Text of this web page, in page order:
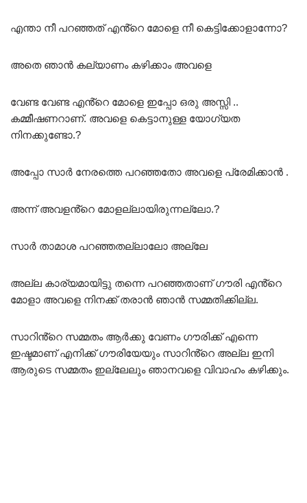
എന്താ നീ പറഞ്ഞത് എൻ്റെ മോളെ നീ കെട്ടിക്കോളാന്നോ?
അതെ ഞാൻ കല്യാണം കഴിക്കാം അവളെ
വേണ്ട വേണ്ട എൻ്റെ മോളെ ഇപ്പോ ഒരു അസ്സി ..
കമ്മീഷണറാണ്. അവളെ കെട്ടാനുള്ള യോഗ്യത
നിനക്കുണ്ടോ.?
അപ്പോ സാർ നേരത്തെ പറഞ്ഞതോ അവളെ പ്രേമിക്കാൻ .
അന്ന് അവളൻ്റെ മോളല്ലായിരുന്നല്ലോ.?
സാർ താമാശ പറഞ്ഞതല്ലാലോ അല്ലേ
അല്ല കാര്യമായിട്ടു തന്നെ പറഞ്ഞതാണ് ഗൗരി എൻ്റെ
മോളാ അവളെ നിനക്ക് തരാൻ ഞാൻ സമ്മതിക്കില്ല.
സാറിൻ്റെ സമ്മതം ആർക്കു വേണം ഗൗരിക്ക് എന്നെ
ഇഷ്ടമാണ് എനിക്ക് ഗൗരിയേയും സാറിൻ്റെ അല്ല ഇനി
ആരുടെ സമ്മതം ഇല്ലേലും ഞാനവളെ വിവാഹം കഴിക്കും.